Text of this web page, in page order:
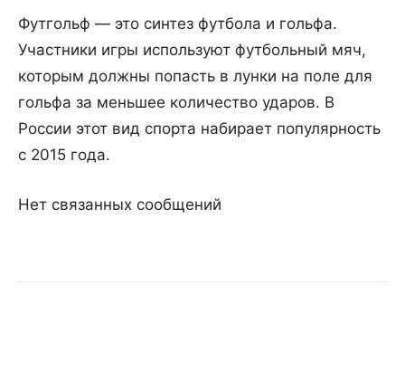
Футгольф — это синтез футбола и гольфа.
Участники игры используют футбольный мяч,
которым должны попасть в лунки на поле для
гольфа за меньшее количество ударов. В
России этот вид спорта набирает популярность
с 2015 года.
Нет связанных сообщений